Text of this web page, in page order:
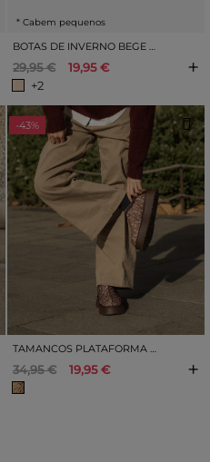
* Cabem pequenos
BOTAS DE INVERNO BEGE COM SALTO
29,95 €
19,95 €
+2
+
-43%
34,95 € 19,95 € +